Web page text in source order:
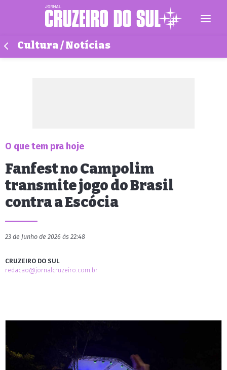
Cultura / Notícias
O que tem pra hoje
Fanfest no Campolim
transmite jogo do Brasil
contra a Escócia
23 de Junho de 2026 às 22:48
CRUZEIRO DO SUL
redacao@jornalcruzeiro.com.br